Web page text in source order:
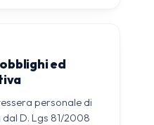
ed
personale di
D. Lgs 81/2008